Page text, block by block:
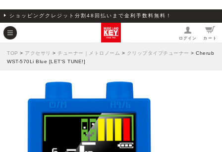
ショッピングクレジット分割48回払いまで金利手数料無料！
ログイン カート
TOP > アクセサリ > チューナー｜メトロノーム > クリップタイプチューナー > Cherub
WST-570Li Blue [LET'S TUNE!]